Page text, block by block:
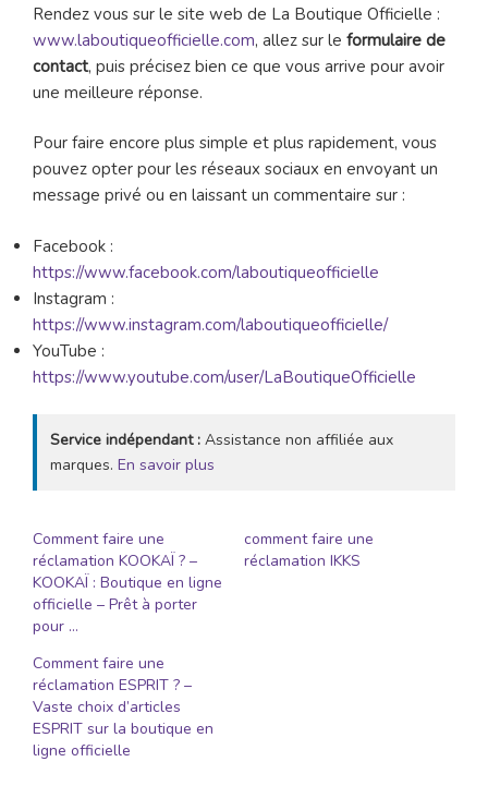
Rendez vous sur le site web de La Boutique Officielle :
www.laboutiqueofficielle.com, allez sur le formulaire de
contact, puis précisez bien ce que vous arrive pour avoir
une meilleure réponse.
Pour faire encore plus simple et plus rapidement, vous
pouvez opter pour les réseaux sociaux en envoyant un
message privé ou en laissant un commentaire sur :
Facebook :
https://www.facebook.com/laboutiqueofficielle
Instagram :
https://www.instagram.com/laboutiqueofficielle/
YouTube :
https://www.youtube.com/user/LaBoutiqueOfficielle
Service indépendant : Assistance non affiliée aux
marques. En savoir plus
Comment faire une
réclamation KOOKAÏ ? –
KOOKAÏ : Boutique en ligne
officielle – Prêt à porter
pour …
comment faire une
réclamation IKKS
Comment faire une
réclamation ESPRIT ? –
Vaste choix d’articles
ESPRIT sur la boutique en
ligne officielle